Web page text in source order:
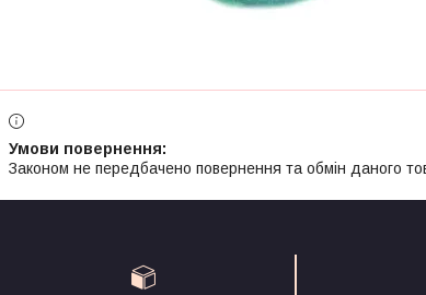
Законом не передбачено повернення та обмін даного